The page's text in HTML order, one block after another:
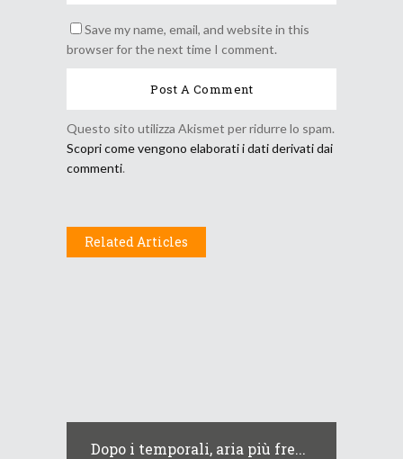
Save my name, email, and website in this
browser for the next time I comment.
Questo sito utilizza Akismet per ridurre lo spam.
Scopri come vengono elaborati i dati derivati dai
commenti.
Related Articles
Dopo i temporali, aria più fre...